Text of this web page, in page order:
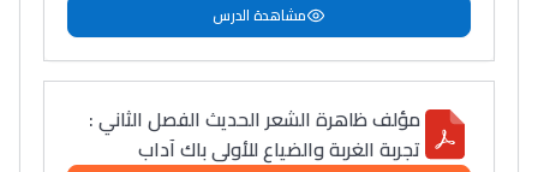
مشاهدة الدرس
مؤلف ظاهرة الشعر الحديث الفصل الثاني :
تجربة الغربة والضياع للأولى باك آداب